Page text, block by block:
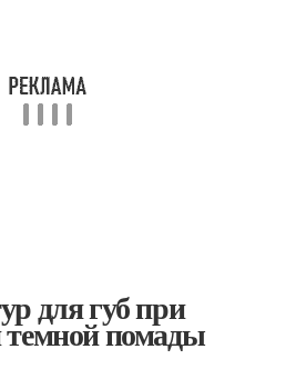
для губ при
темной помады